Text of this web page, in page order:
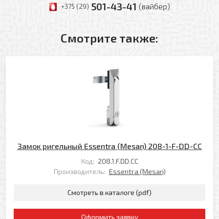
+375 (29) 501-43-41 (вайбер)
Смотрите также:
Замок ригельный Essentra (Mesan) 208-1-F-DD-CC
Код: 208.1.F.DD.CC
Производитель: Essentra (Mesan)
Смотреть в каталоге (pdf)
Оформить заявку
Заказать обратный звонок
Оформить заявку